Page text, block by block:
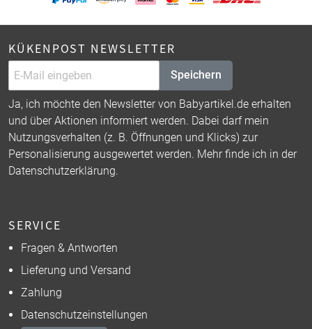
KÜKENPOST NEWSLETTER
Speichern
Ja, ich möchte den Newsletter von Babyartikel.de erhalten
und über Aktionen informiert werden. Dabei darf mein
Nutzungsverhalten (z. B. Öffnungen und Klicks) zur
Personalisierung ausgewertet werden. Mehr finde ich in der
Datenschutzerklärung.
SERVICE
Fragen & Antworten
Lieferung und Versand
Zahlung
Datenschutzeinstellungen